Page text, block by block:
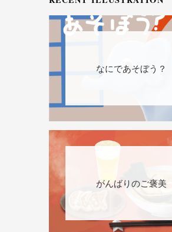
なにであそぼう？
がんばりのご褒美